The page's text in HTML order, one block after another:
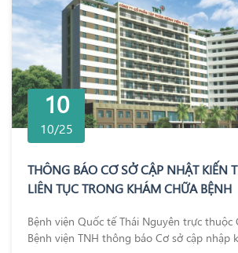
10
10/25
THÔNG BÁO CƠ SỞ CẬP NHẬT KIẾN
LIÊN TỤC TRONG KHÁM CHỮA BỆNH
Bệnh viện Quốc tế Thái Nguyên trực thuộc
Bệnh viện TNH thông báo Cơ sở cập nhập